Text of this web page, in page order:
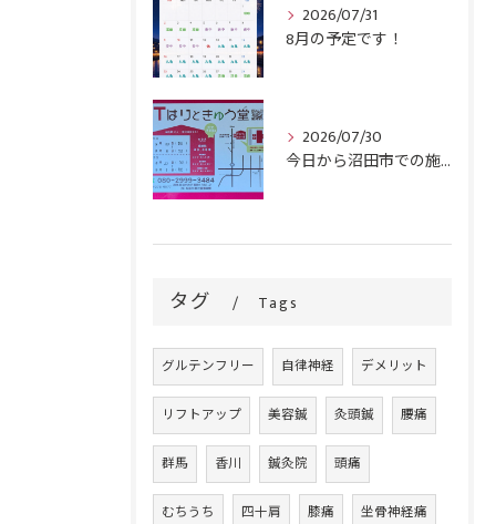
2026/07/31
8月の予定です！
2026/07/30
今日から沼田市での施術がスタートです！
タグ Tags
グルテンフリー 自律神経 デメリット
リフトアップ 美容鍼 灸頭鍼 腰痛
群馬 香川 鍼灸院 頭痛
むちうち 四十肩 膝痛 坐骨神経痛